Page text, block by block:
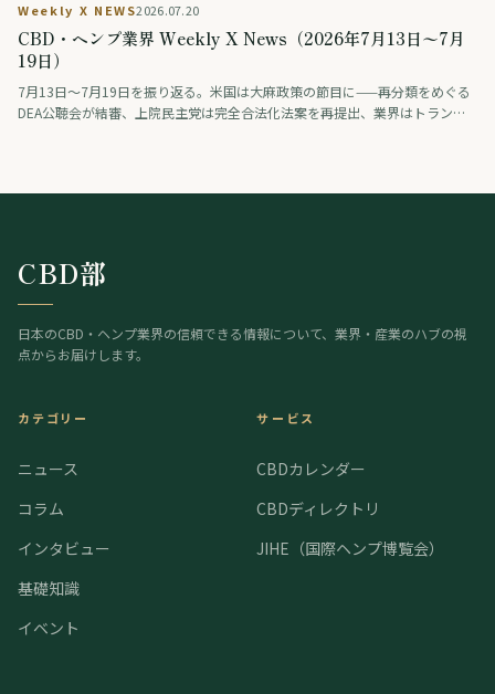
究段階）。アジアではタイが、医療・健康目的に限り娯楽利用は認めない新
しい大麻規制法案を保健大臣に提出。日本では「大麻解禁は救いか破滅か」
を賛否の論者が議論する番組が話題となった。
Weekly X NEWS2026.07.20
CBD・ヘンプ業界 Weekly X News（2026年7月13日〜7月
19日）
7月13日〜7月19日を振り返る。米国は大麻政策の節目に——再分類をめぐる
DEA公聴会が結審、上院民主党は完全合法化法案を再提出、業界はトランプ
の医療大麻市場が動き出した。
CBD部
日本のCBD・ヘンプ業界の信頼できる情報について、業界・産業のハブの視
点からお届けします。
カテゴリー
ニュース
コラム
インタビュー
基礎知識
イベント
サービス
CBDカレンダー
CBDディレクトリ
JIHE（国際ヘンプ博覧会）